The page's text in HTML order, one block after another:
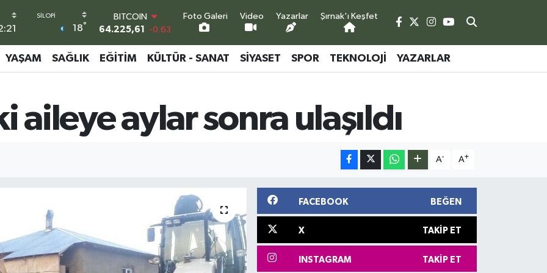
18°
DOLAR
EURO
55,0406 -0.08
GRAM ALTIN
6510.40
0.45
BİST100
Foto Galeri Video Yazarlar Şırnak'ı Keşfet
YAŞAM SAĞLIK EĞITIM KÜLTÜR - SANAT SIYASET SPOR TEKNOLOJI YAZARLAR
aileye aylar sonra ulaşıldı
A- A+
FACEBOOK BEĞEN
X TAKIP ET
INSTAGRAM TAKIP ET